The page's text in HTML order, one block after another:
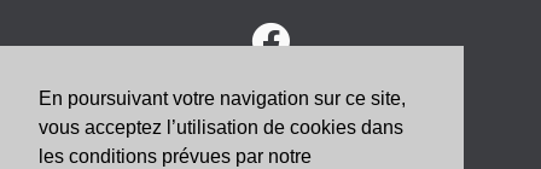
En poursuivant votre navigation sur ce site,
vous acceptez l’utilisation de cookies dans
les conditions prévues par notre
ABONNEZ-VOUS